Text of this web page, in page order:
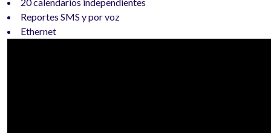
Reportes SMS y por voz
Ethernet